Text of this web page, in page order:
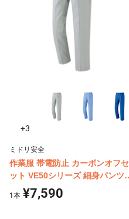
+3
ミドリ安全
作業服 帯電防止 カーボンオフセ
ット VE50シリーズ 細身パンツ
（秋冬用）
1 本 ¥7,590